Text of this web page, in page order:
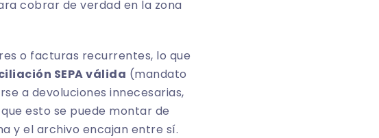
cobrar de verdad en la zona
o facturas recurrentes, lo que
SEPA válida (mandato
a devoluciones innecesarias,
esto se puede montar de
y el archivo encajan entre sí.